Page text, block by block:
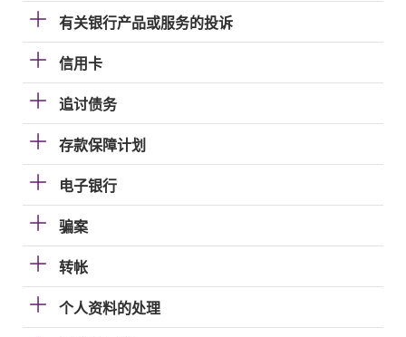
有关银行产品或服务的投诉
信用卡
追讨债务
存款保障计划
电子银行
骗案
转帐
个人资料的处理